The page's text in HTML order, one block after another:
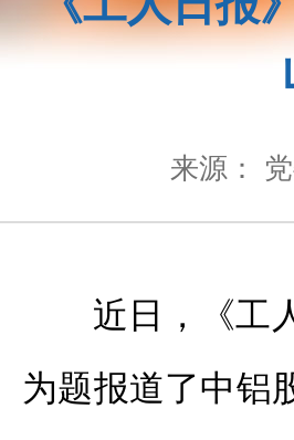
来源：
近日，《工
为题报道了中铝